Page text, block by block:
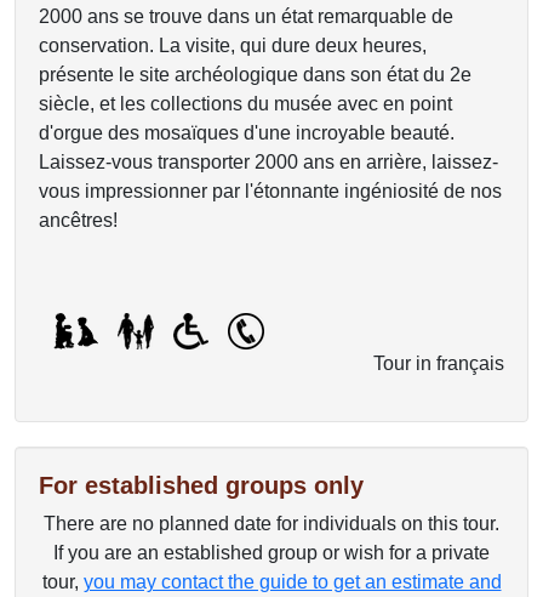
2000 ans se trouve dans un état remarquable de
conservation. La visite, qui dure deux heures,
présente le site archéologique dans son état du 2e
siècle, et les collections du musée avec en point
d'orgue des mosaïques d'une incroyable beauté.
Laissez-vous transporter 2000 ans en arrière, laissez-
vous impressionner par l'étonnante ingéniosité de nos
ancêtres!
Tour in français
For established groups only
There are no planned date for individuals on this tour.
If you are an established group or wish for a private
tour, you may contact the guide to get an estimate and